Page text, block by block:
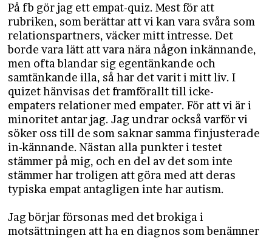
På fb gör jag ett empat-quiz. Mest för att
rubriken, som berättar att vi kan vara svåra som
relationspartners, väcker mitt intresse. Det
borde vara lätt att vara nära någon inkännande,
men ofta blandar sig egentänkande och
samtänkande illa, så har det varit i mitt liv. I
quizet hänvisas det framförallt till icke-
empaters relationer med empater. För att vi är i
minoritet antar jag. Jag undrar också varför vi
söker oss till de som saknar samma finjusterade
in-kännande. Nästan alla punkter i testet
stämmer på mig, och en del av det som inte
stämmer har troligen att göra med att deras
typiska empat antagligen inte har autism.
Jag börjar försonas med det brokiga i
motsättningen att ha en diagnos som benämner